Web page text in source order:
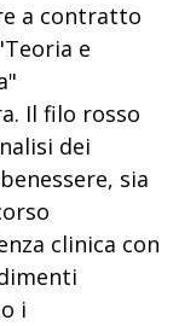
a contratto
e
Il filo rosso
dei
sia
clinica con
i